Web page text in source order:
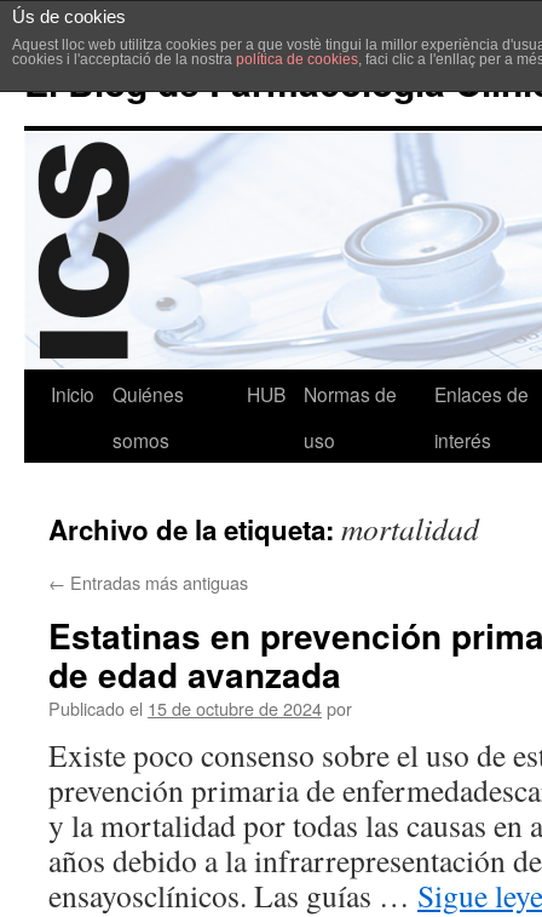
Ús de cookies
Aquest lloc web utilitza cookies per a que vostè tingui la millor experiència
cookies i l'acceptació de la nostra política de cookies, faci clic a l'enllaç per a
El Blog de Farmacología
Inicio
Quiénes
somos
HUB
Normas de
uso
Enlaces de
interés
Archivo de la etiqueta: mortalidad
← Entradas más antiguas
Estatinas en prevención
de edad avanzada
Publicado el 15 de octubre de 2024por
Existe poco consenso sobre el uso de
prevención primaria de
y la mortalidad por todas las causas en
años debido a la infrarrepresentación
ensayosclínicos. Las guías … Sigue